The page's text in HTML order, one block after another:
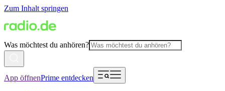
Zum Inhalt springen
Was möchtest du anhören?
App öffnenPrime entdecken